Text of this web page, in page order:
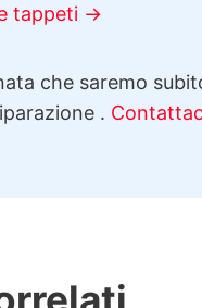
tappeti →
che saremo
.